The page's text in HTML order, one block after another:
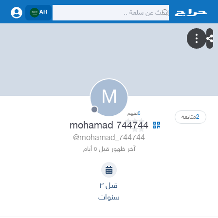
AR
M
2متابعة 0تقييم
mohamad 744744
@mohamad_744744
آخر ظهور قبل ٥ أيام
قبل ٣
سنوات